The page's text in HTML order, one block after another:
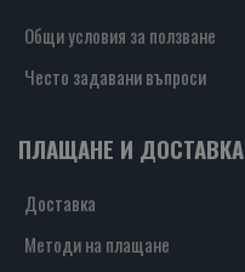
Общи условия за ползване
Често задавани въпроси
ПЛАЩАНЕ И ДОСТАВКА
Доставка
Методи на плащане